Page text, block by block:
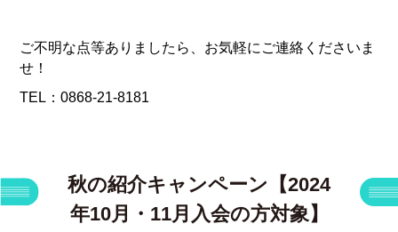
ご不明な点等ありましたら、お気軽にご連絡くださいま
せ！
TEL：0868-21-8181
秋の紹介キャンペーン【2024
年10月・11月入会の方対象】